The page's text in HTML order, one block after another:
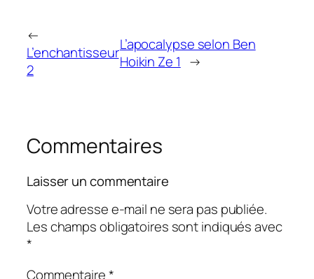
←
L’enchantisseur
2
L’apocalypse selon Ben
Hoikin Ze 1 →
Commentaires
Laisser un commentaire
Votre adresse e-mail ne sera pas publiée.
Les champs obligatoires sont indiqués avec
*
Commentaire*